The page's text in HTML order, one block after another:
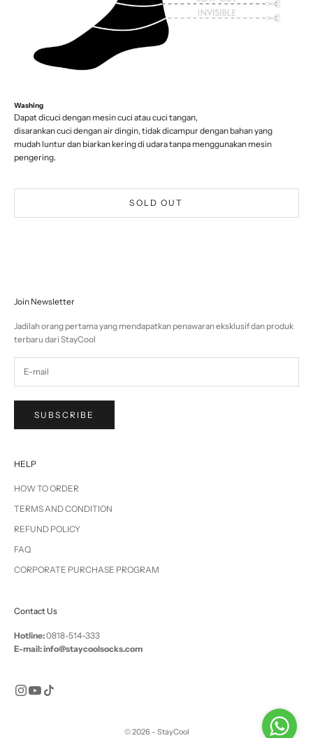
Washing
Dapat dicuci dengan mesin cuci atau cuci tangan,
disarankan cuci dengan air dingin, tidak dicampur dengan bahan yang
mudah luntur dan biarkan kering di udara tanpa menggunakan mesin
pengering.
SOLD OUT
Join Newsletter
Jadilah orang pertama yang mendapatkan penawaran eksklusif dan produk
terbaru dari StayCool
SUBSCRIBE
HELP
HOW TO ORDER
TERMS AND CONDITION
REFUND POLICY
FAQ
CORPORATE PURCHASE PROGRAM
Contact Us
Hotline:0818-514-333
E-mail: info@staycoolsocks.com
© 2026 - StayCool